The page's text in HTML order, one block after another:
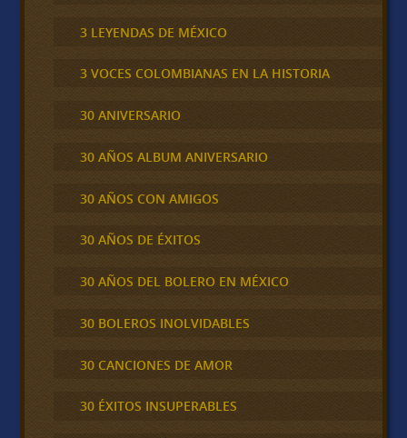
3 LEYENDAS DE MÉXICO
3 VOCES COLOMBIANAS EN LA HISTORIA
30 ANIVERSARIO
30 AÑOS ALBUM ANIVERSARIO
30 AÑOS CON AMIGOS
30 AÑOS DE ÉXITOS
30 AÑOS DEL BOLERO EN MÉXICO
30 BOLEROS INOLVIDABLES
30 CANCIONES DE AMOR
30 ÉXITOS INSUPERABLES